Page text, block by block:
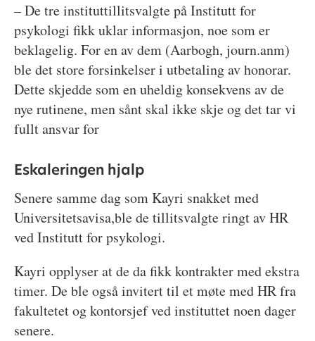
– De tre instituttillitsvalgte på Institutt for
psykologi fikk uklar informasjon, noe som er
beklagelig. For en av dem (Aarbogh, journ.anm)
ble det store forsinkelser i utbetaling av honorar.
Dette skjedde som en uheldig konsekvens av de
nye rutinene, men sånt skal ikke skje og det tar vi
fullt ansvar for
Eskaleringen hjalp
Senere samme dag som Kayri snakket med
Universitetsavisa,ble de tillitsvalgte ringt av HR
ved Institutt for psykologi.
Kayri opplyser at de da fikk kontrakter med ekstra
timer. De ble også invitert til et møte med HR fra
fakultetet og kontorsjef ved instituttet noen dager
senere.